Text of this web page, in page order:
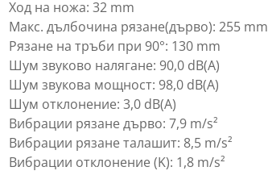
Ход на ножа: 32 mm
Макс. дълбочина рязане(дърво): 255 mm
Рязане на тръби при 90°: 130 mm
Шум звуково налягане: 90,0 dB(A)
Шум звукова мощност: 98,0 dB(A)
Шум отклонение: 3,0 dB(A)
Вибрации рязане дърво: 7,9 m/s²
Вибрации рязане талашит: 8,5 m/s²
Вибрации отклонение (K): 1,8 m/s²